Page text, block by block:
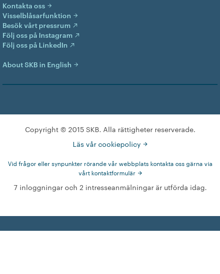
Kontakta oss
Visselblåsarfunktion
Besök vårt pressrum
Följ oss på Instagram
Följ oss på LinkedIn
About SKB in English
Copyright © 2015 SKB. Alla rättigheter reserverade.
Läs vår cookiepolicy
Vid frågor eller synpunkter rörande vår webbplats kontakta oss gärna via
vårt kontaktformulär
7 inloggningar och 2 intresseanmälningar är utförda idag.